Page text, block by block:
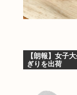
【朗報】女子
ぎりを出荷